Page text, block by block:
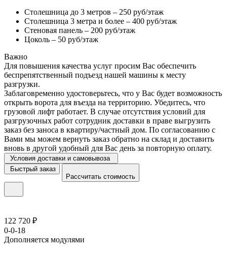
Столешница до 3 метров – 250 руб/этаж
Столешница 3 метра и более – 400 руб/этаж
Стеновая панель – 200 руб/этаж
Цоколь – 50 руб/этаж
Важно
Для повышения качества услуг просим Вас обеспечить
беспрепятственный подъезд нашей машины к месту
разгрузки.
Заблаговременно удостоверьтесь, что у Вас будет возможность
открыть ворота для въезда на территорию. Убедитесь, что
грузовой лифт работает. В случае отсутствия условий для
разгрузочных работ сотрудник доставки в праве выгрузить
заказ без заноса в квартиру/частный дом. По согласованию с
Вами мы можем вернуть заказ обратно на склад и доставить
вновь в другой удобный для Вас день за повторную оплату.
Условия доставки и самовывоза
Быстрый заказ
Рассчитать стоимость
122 720 ₽
0-0-18
Дополняется модулями